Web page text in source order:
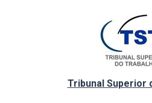
Tribunal Superior